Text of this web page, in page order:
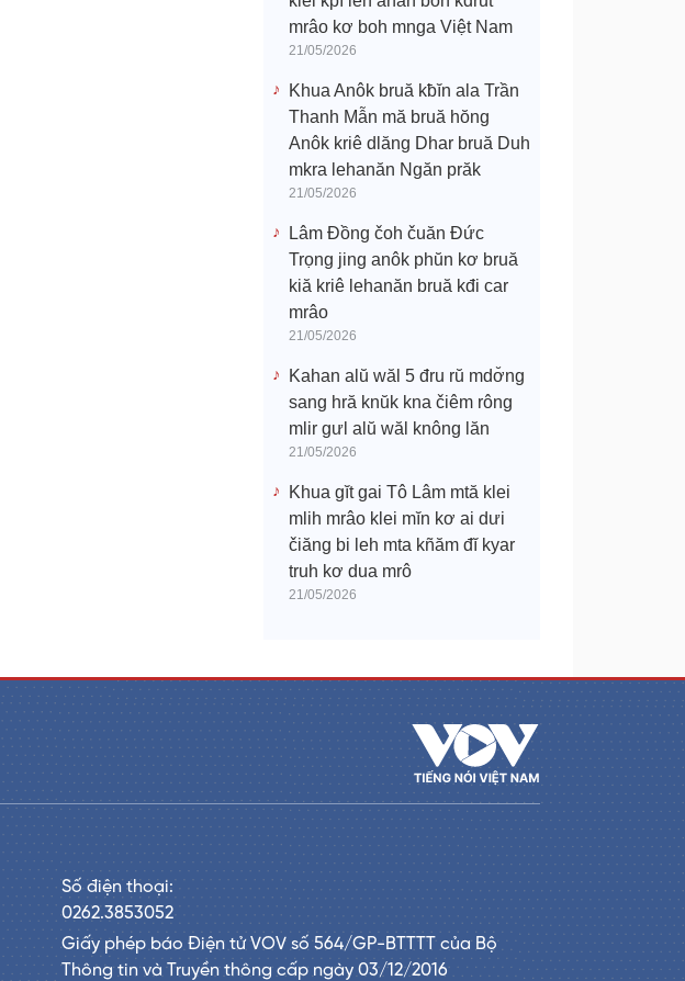
mrâo kơ boh mnga Việt Nam
21/05/2026
Khua Anôk bruă kƀĭn ala Trần
Thanh Mẫn mă bruă hŏng
Anôk kriê dlăng Dhar bruă Duh
mkra lehanăn Ngăn prăk
21/05/2026
Lâm Đồng čoh čuăn Đức
Trọng jing anôk phŭn kơ bruă
kiă kriê lehanăn bruă kđi car
mrâo
21/05/2026
Kahan alŭ wăl 5 đru rŭ mdơ̆ng
sang hră knŭk kna čiêm rông
mlir gưl alŭ wăl knông lăn
21/05/2026
Khua gĭt gai Tô Lâm mtă klei
mlih mrâo klei mĭn kơ ai dưi
čiăng bi leh mta kñăm đĭ kyar
truh kơ dua mrô
21/05/2026
Số điện thoại:
0262.3853052
Giấy phép báo Điện tử VOV số 564/GP-BTTTT của Bộ
Thông tin và Truyền thông cấp ngày 03/12/2016